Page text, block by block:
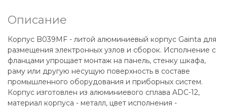
Описание
Корпус B039MF - литой алюминиевый корпус Gainta для
размещения электронных узлов и сборок. Исполнение с
фланцами упрощает монтаж на панель, стенку шкафа,
раму или другую несущую поверхность в составе
промышленного оборудования и приборных систем.
Корпус изготовлен из алюминиевого сплава ADC-12,
материал корпуса - металл, цвет исполнения -